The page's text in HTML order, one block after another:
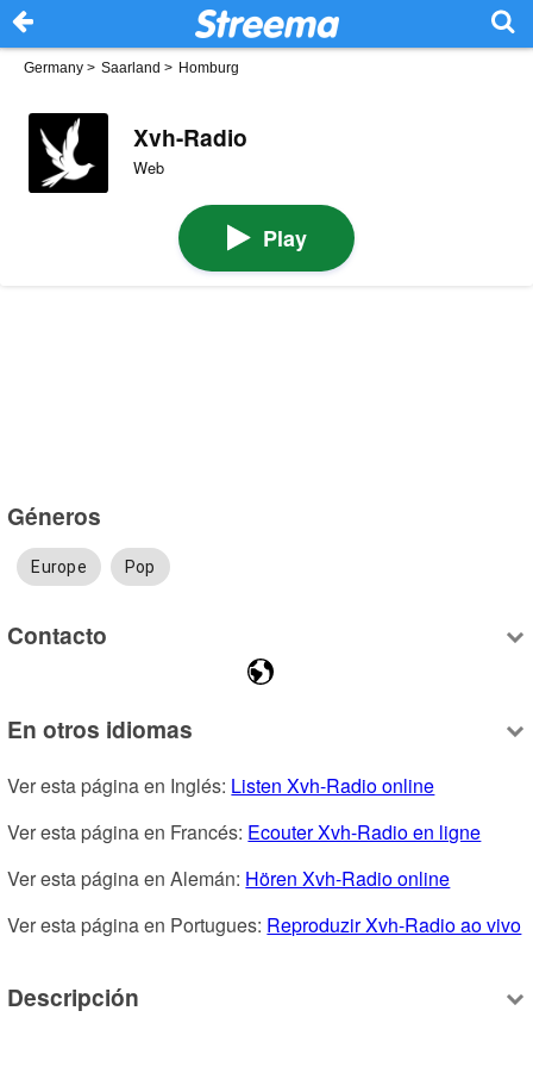
Germany > Saarland > Homburg
Xvh-Radio
Web
Play
Géneros
Europe Pop
Contacto
En otros idiomas
Ver esta página en Inglés: Listen Xvh-Radio online
Ver esta página en Francés: Ecouter Xvh-Radio en ligne
Ver esta página en Alemán: Hören Xvh-Radio online
Ver esta página en Portugues: Reproduzir Xvh-Radio ao vivo
Descripción